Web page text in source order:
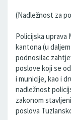
(Nadležnost za
Policijska uprava
kantona (u
podnosilac
poslove koji se
i municije, kao i
nadležnost
zakonom
poslova